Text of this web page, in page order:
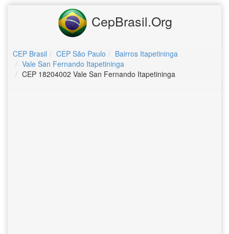
CepBrasil.Org
CEP Brasil CEP São Paulo
Bairros Itapetininga
Vale San Fernando Itapetininga
CEP 18204002 Vale San Fernando Itapetininga